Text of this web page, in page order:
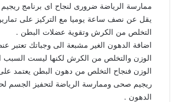
ممارسة الرياضة ضرورى لنجاح اى برنامج
يقل عن نصف ساعة يوميا مع التركيز على
التخلص من الكرش وتقوية عضلات البطن .
اضافة الدهون الغير مشبعة الى وجباتك تعتبر
الوزن والتخلص من الكرش لكنها ليست
الوزن فنجاح التخلص من دهون البطن يعتمد
ريجيم صحى وممارسة الرياضة لتحفيز الجسم
الدهون .